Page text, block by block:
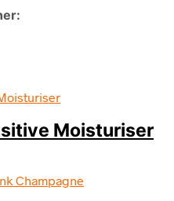
Moisturiser